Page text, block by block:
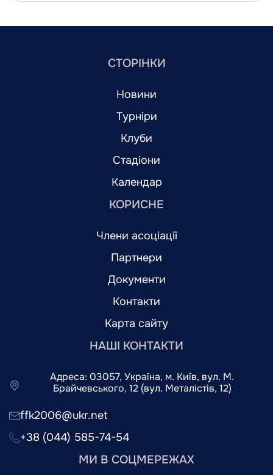
СТОРІНКИ
Новини
Турніри
Клуби
Стадіони
Календар
КОРИСНЕ
Члени асоціації
Партнери
Документи
Контакти
Карта сайту
НАШІ КОНТАКТИ
Адреса: 03057, Україна, м. Київ, вул. М.
Брайчевського, 12 (вул. Металістів, 12)
ffk2006@ukr.net
+38 (044) 585-74-54
МИ В СОЦМЕРЕЖАХ